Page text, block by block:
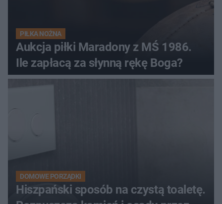
PIŁKA NOŻNA
Aukcja piłki Maradony z MŚ 1986.
Ile zapłacą za słynną rękę Boga?
DOMOWE PORZĄDKI
Hiszpański sposób na czystą toaletę.